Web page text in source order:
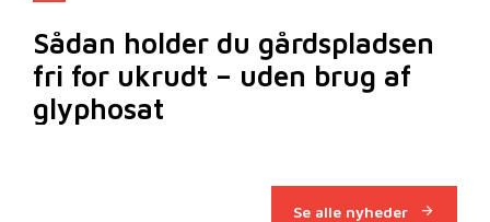
Sådan holder du gårdspladsen
fri for ukrudt – uden brug af
glyphosat
Se alle nyheder